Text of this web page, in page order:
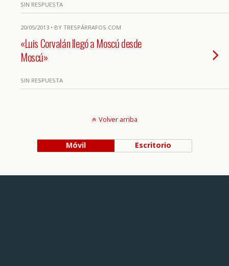
SIN RESPUESTA
20/05/2013 • BY TRESPÁRRAFOS.COM
«Luis Corvalán llegó a Moscú desde
Moscú»
SIN RESPUESTA
Volver arriba
Móvil Escritorio